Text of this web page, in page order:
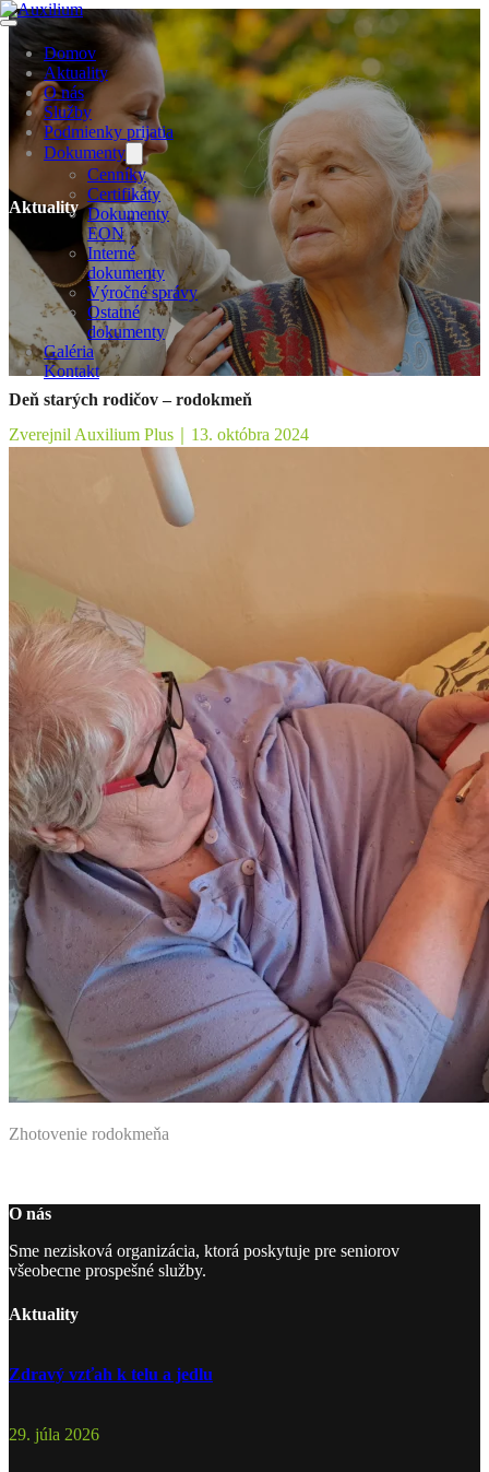
Domov
Aktuality
O nás
Služby
Podmienky prijatia
Dokumenty
Cenníky
Certifikáty
Dokumenty
EON
Interné
dokumenty
Výročné správy
Ostatné
dokumenty
Galéria
Kontakt
Aktuality
Deň starých rodičov – rodokmeň
Zverejnil Auxilium Plus
13. októbra 2024
Zhotovenie rodokmeňa
O nás
Sme nezisková organizácia, ktorá poskytuje pre seniorov
všeobecne prospešné služby.
Aktuality
Zdravý vzťah k telu a jedlu
29. júla 2026